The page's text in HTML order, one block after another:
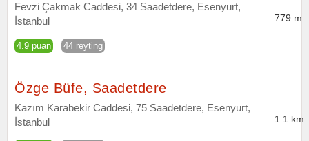
Fevzi Çakmak Caddesi, 34 Saadetdere, Esenyurt,
İstanbul
4.9 puan 44 reyting
779 m.
Özge Büfe, Saadetdere
Kazım Karabekir Caddesi, 75 Saadetdere, Esenyurt,
İstanbul
1.1 km.